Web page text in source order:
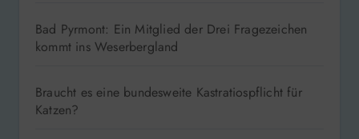
Bad Pyrmont: Ein Mitglied der Drei Fragezeichen
kommt ins Weserbergland
Braucht es eine bundesweite Kastratiospflicht für
Katzen?